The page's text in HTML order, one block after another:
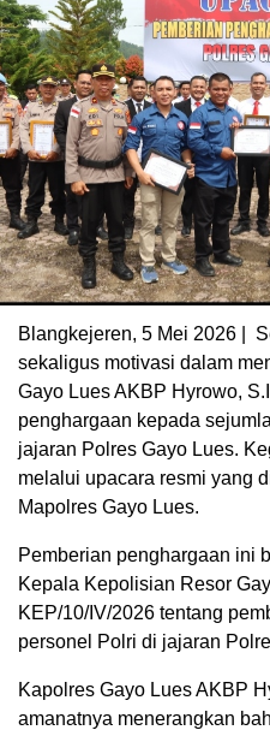
Blangkejeren, 5 Mei 2026 |
sekaligus motivasi dalam
Gayo Lues AKBP Hyrowo,
penghargaan kepada
jajaran Polres Gayo Lues.
melalui upacara resmi yang
Mapolres Gayo Lues.
Pemberian penghargaan ini
Kepala Kepolisian Resor
KEP/10/IV/2026 tentang
personel Polri di jajaran
Kapolres Gayo Lues AKBP
amanatnya menerangkan